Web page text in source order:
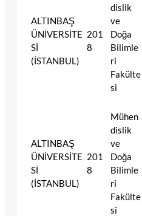
ALTINBAŞ
ÜNİVERSİTE
Sİ
(İSTANBUL)
201
8
dislik
ve
Doğa
Bilimle
ri
Fakülte
si
ALTINBAŞ
ÜNİVERSİTE
Sİ
(İSTANBUL)
201
8
Mühen
dislik
ve
Doğa
Bilimle
ri
Fakülte
si